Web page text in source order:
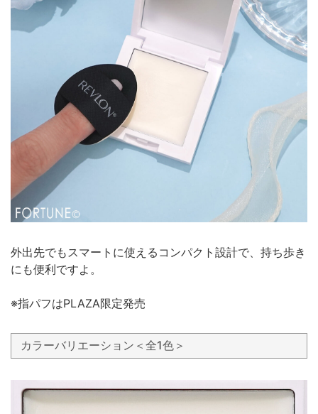
外出先でもスマートに使えるコンパクト設計で、持ち歩き
にも便利ですよ。
※指パフはPLAZA限定発売
カラーバリエーション＜全1色＞